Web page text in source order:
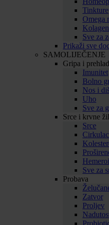
Tinkture
Omega
Sve za
Prikaži sve
SAMOLIJEČENJE
Gripa i
Imunitet
Bolno
Nos i
Uho
Sve za
Srce i krvne
Srce
Sve za
Probava
Zatvor
Proljev